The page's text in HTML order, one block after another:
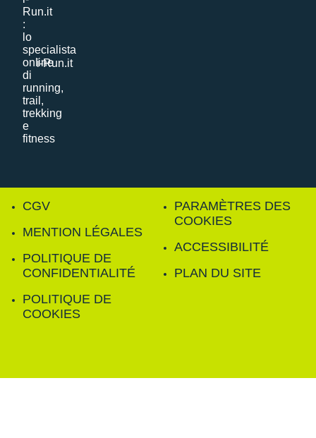
i-Run.it
CGV
MENTION LÉGALES
POLITIQUE DE
CONFIDENTIALITÉ
POLITIQUE DE
COOKIES
PARAMÈTRES DES
COOKIES
ACCESSIBILITÉ
PLAN DU SITE